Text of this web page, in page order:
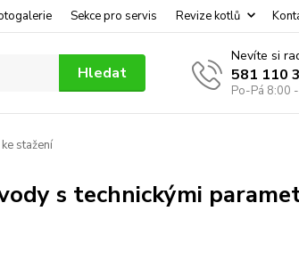
Sekce pro servis Revize kotlů
Hledat
Nevíte si
581 110
Po-Pá 8:00
stažení
s technickými